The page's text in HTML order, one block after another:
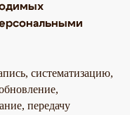
систематизацию,
передачу